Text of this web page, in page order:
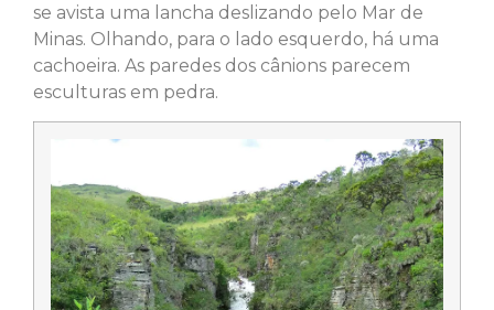
se avista uma lancha deslizando pelo Mar de
Minas. Olhando, para o lado esquerdo, há uma
cachoeira. As paredes dos cânions parecem
esculturas em pedra.